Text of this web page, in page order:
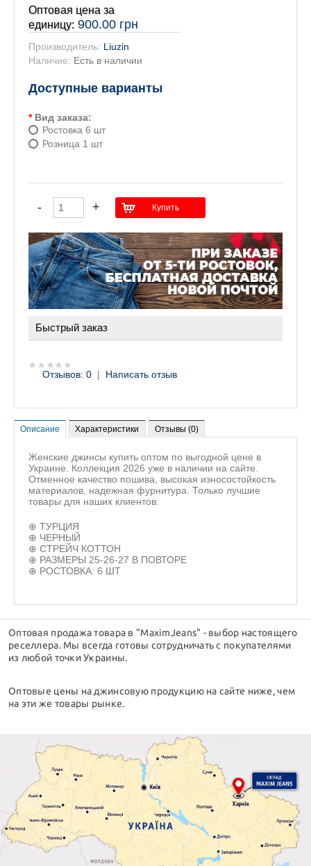
Оптовая цена за
единицу: 900.00 грн
Производитель: Liuzin
Наличие: Есть в наличии
Доступные варианты
* Вид заказа:
Ростовка 6 шт
Розница 1 шт
Быстрый заказ
Отзывов: 0 | Написать отзыв
Описание Характеристики Отзывы (0)
Женские джинсы купить оптом по выгодной цене в
Украине. Коллекция 2026 уже в наличии на сайте.
Отменное качество пошива, высокая износостойкость
материалов, надежная фурнитура. Только лучшие
товары для наших клиентов.
⊕ ТУРЦИЯ
⊕ ЧЕРНЫЙ
⊕ СТРЕЙЧ КОТТОН
⊕ РАЗМЕРЫ 25-26-27 В ПОВТОРЕ
⊕ РОСТОВКА: 6 ШТ
Оптовая продажа товара в "MaximJeans" - выбор настоящего
реселлера. Мы всегда готовы сотрудничать с покупателями
из любой точки Украины.
Оптовые цены на джинсовую продукцию на сайте ниже, чем
на эти же товары рынке.